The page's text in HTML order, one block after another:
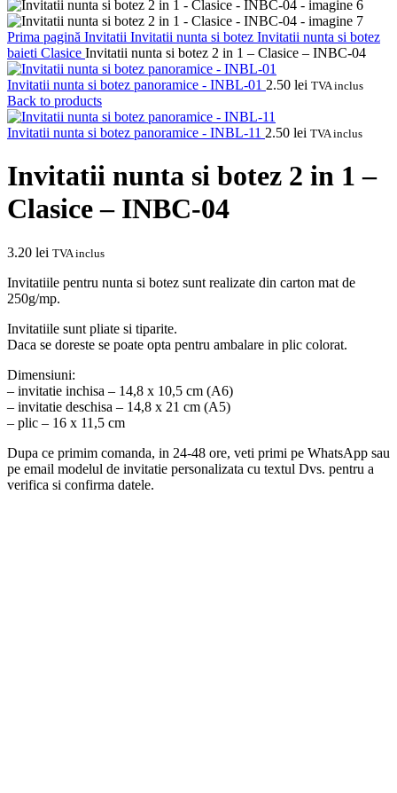
Prima pagină Invitatii Invitatii nunta si botez Invitatii nunta si botez
baieti Clasice Invitatii nunta si botez 2 in 1 – Clasice – INBC-04
Invitatii nunta si botez panoramice - INBL-01 2.50 lei TVA inclus
Back to products
Invitatii nunta si botez panoramice - INBL-11 2.50 lei TVA inclus
Invitatii nunta si botez 2 in 1 –
Clasice – INBC-04
3.20 lei TVA inclus
Invitatiile pentru nunta si botez sunt realizate din carton mat de
250g/mp.
Invitatiile sunt pliate si tiparite.
Daca se doreste se poate opta pentru ambalare in plic colorat.
Dimensiuni:
– invitatie inchisa – 14,8 x 10,5 cm (A6)
– invitatie deschisa – 14,8 x 21 cm (A5)
– plic – 16 x 11,5 cm
Dupa ce primim comanda, in 24-48 ore, veti primi pe WhatsApp sau
pe email modelul de invitatie personalizata cu textul Dvs. pentru a
verifica si confirma datele.